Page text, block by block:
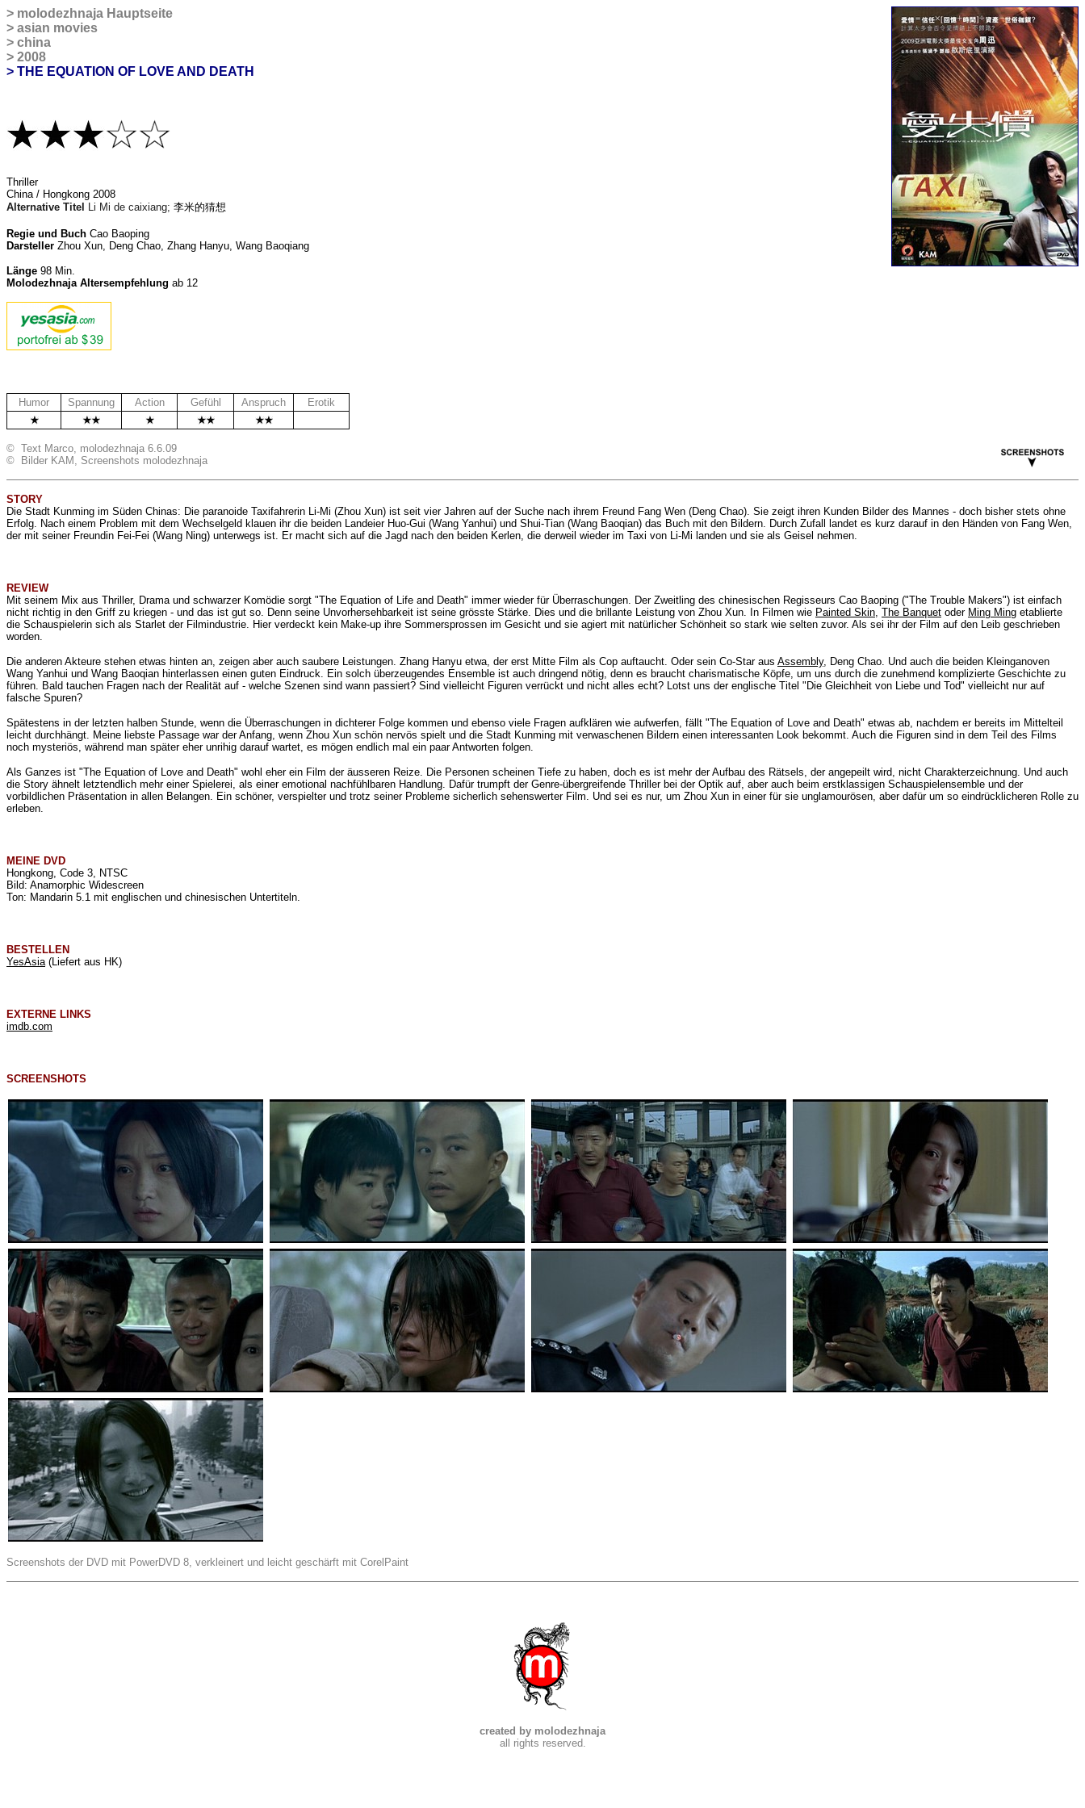
> molodezhnaja Hauptseite
> asian movies
> china
> 2008
> THE EQUATION OF LOVE AND DEATH
Thriller
China / Hongkong 2008
Alternative Titel
Li Mi de caixiang; 李米的猜想
Regie und Buch Cao Baoping
Darsteller Zhou Xun, Deng Chao, Zhang Hanyu, Wang Baoqiang
Länge 98 Min.
Molodezhnaja Altersempfehlung ab 12
Humor Spannung Action Gefühl Anspruch
Erotik
© Text Marco, molodezhnaja 6.6.09
© Bilder KAM, Screenshots molodezhnaja
STORY
Die Stadt Kunming im Süden Chinas: Die paranoide Taxifahrerin Li-Mi (Zhou Xun) ist seit vier Jahren auf der Suche nach ihrem Freund Fang Wen (Deng Chao). Sie zeigt ihren Kunden Bilder des Mannes - doch bisher stets ohne
Erfolg. Nach einem Problem mit dem Wechselgeld klauen ihr die beiden Landeier Huo-Gui (Wang Yanhui) und Shui-Tian (Wang Baoqian) das Buch mit den Bildern. Durch Zufall landet es kurz darauf in den Händen von Fang Wen,
der mit seiner Freundin Fei-Fei (Wang Ning) unterwegs ist. Er macht sich auf die Jagd nach den beiden Kerlen, die derweil wieder im Taxi von Li-Mi landen und sie als Geisel nehmen.
REVIEW
Mit seinem Mix aus Thriller, Drama und schwarzer Komödie sorgt "The Equation of Life and Death" immer wieder für Überraschungen. Der Zweitling des chinesischen Regisseurs Cao Baoping ("The Trouble Makers") ist einfach
nicht richtig in den Griff zu kriegen - und das ist gut so. Denn seine Unvorhersehbarkeit ist seine grösste Stärke. Dies und die brillante Leistung von Zhou Xun. In Filmen wie Painted Skin, The Banquet oder Ming Ming etablierte
die Schauspielerin sich als Starlet der Filmindustrie. Hier verdeckt kein Make-up ihre Sommersprossen im Gesicht und sie agiert mit natürlicher Schönheit so stark wie selten zuvor. Als sei ihr der Film auf den Leib geschrieben
worden.
Die anderen Akteure stehen etwas hinten an, zeigen aber auch saubere Leistungen. Zhang Hanyu etwa, der erst Mitte Film als Cop auftaucht. Oder sein Co-Star aus Assembly, Deng Chao. Und auch die beiden Kleinganoven
Wang Yanhui und Wang Baoqian hinterlassen einen guten Eindruck. Ein solch überzeugendes Ensemble ist auch dringend nötig, denn es braucht charismatische Köpfe, um uns durch die zunehmend komplizierte Geschichte zu
führen. Bald tauchen Fragen nach der Realität auf - welche Szenen sind wann passiert? Sind vielleicht Figuren verrückt und nicht alles echt? Lotst uns der englische Titel "Die Gleichheit von Liebe und Tod" vielleicht nur auf
falsche Spuren?
Spätestens in der letzten halben Stunde, wenn die Überraschungen in dichterer Folge kommen und ebenso viele Fragen aufklären wie aufwerfen, fällt "The Equation of Love and Death" etwas ab, nachdem er bereits im Mittelteil
leicht durchhängt. Meine liebste Passage war der Anfang, wenn Zhou Xun schön nervös spielt und die Stadt Kunming mit verwaschenen Bildern einen interessanten Look bekommt. Auch die Figuren sind in dem Teil des Films
noch mysteriös, während man später eher unrihig darauf wartet, es mögen endlich mal ein paar Antworten folgen.
Als Ganzes ist "The Equation of Love and Death" wohl eher ein Film der äusseren Reize. Die Personen scheinen Tiefe zu haben, doch es ist mehr der Aufbau des Rätsels, der angepeilt wird, nicht Charakterzeichnung. Und auch
die Story ähnelt letztendlich mehr einer Spielerei, als einer emotional nachfühlbaren Handlung. Dafür trumpft der Genre-übergreifende Thriller bei der Optik auf, aber auch beim erstklassigen Schauspielensemble und der
vorbildlichen Präsentation in allen Belangen. Ein schöner, verspielter und trotz seiner Probleme sicherlich sehenswerter Film. Und sei es nur, um Zhou Xun in einer für sie unglamourösen, aber dafür um so eindrücklicheren Rolle zu
erleben.
MEINE DVD
Hongkong, Code 3, NTSC
Bild: Anamorphic Widescreen
Ton: Mandarin 5.1 mit englischen und chinesischen Untertiteln.
BESTELLEN
YesAsia(Liefert aus HK)
EXTERNE LINKS
imdb.com
SCREENSHOTS
Screenshots der DVD mit PowerDVD 8, verkleinert und leicht geschärft mit CorelPaint
created by molodezhnaja
all rights reserved.